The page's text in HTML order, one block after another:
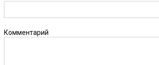
Комментарий